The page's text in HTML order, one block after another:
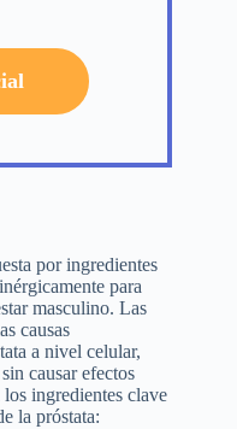
por ingredientes
para
masculino. Las
causas
a nivel celular,
causar efectos
ingredientes clave
la próstata: